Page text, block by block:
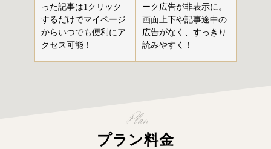
った記事は1クリック
するだけでマイページ
からいつでも便利にア
クセス可能！
ーク広告が非表示に。
画面上下や記事途中の
広告がなく、すっきり
読みやすく！
プラン料金